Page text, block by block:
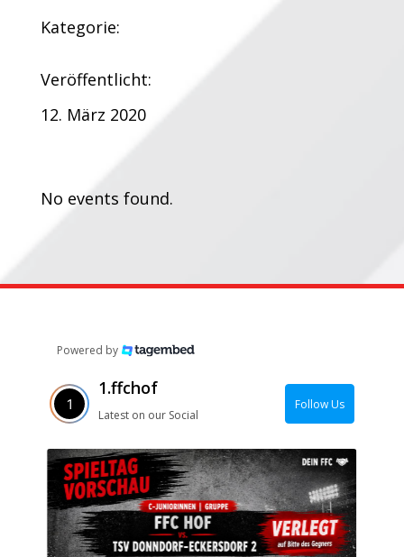
Kategorie:
Veröffentlicht:
12. März 2020
No events found.
Powered by
1.ffchof
Latest on our Social
Follow Us